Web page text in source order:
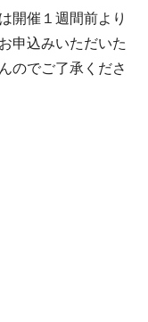
開催１週間前より
申込みいただいた
のでご了承くださ